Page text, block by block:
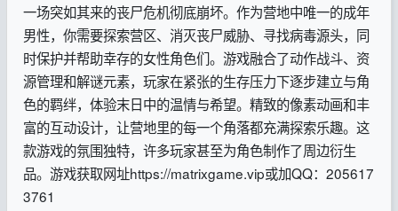
一场突如其来的丧尸危机彻底崩坏。作为营地中唯一的成年
男性，你需要探索营区、消灭丧尸威胁、寻找病毒源头，同
时保护并帮助幸存的女性角色们。游戏融合了动作战斗、资
源管理和解谜元素，玩家在紧张的生存压力下逐步建立与角
色的羁绊，体验末日中的温情与希望。精致的像素动画和丰
富的互动设计，让营地里的每一个角落都充满探索乐趣。这
款游戏的氛围独特，许多玩家甚至为角色制作了周边衍生
品。 游戏获取网址https://matrixgame.vip或加QQ：205617
3761